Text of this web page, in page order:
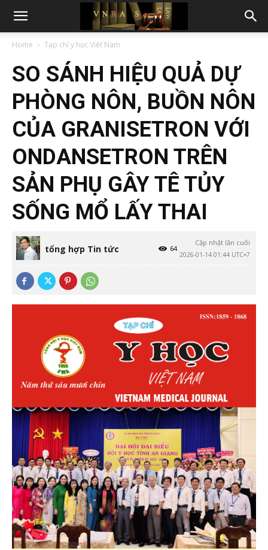
Home Tạp chí y học Việt Nam
SO SÁNH HIỆU QUẢ DỰ
PHÒNG NÔN, BUỒN NÔN
CỦA GRANISETRON VỚI
ONDANSETRON TRÊN
SẢN PHỤ GÂY TÊ TỦY
SỐNG MỔ LẤY THAI
tổng hợp Tin tức
Cập nhật lần cuối
2026-01-14 01:44 UTC+7
64